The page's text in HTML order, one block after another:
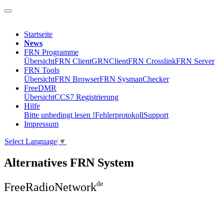
Startseite
News
FRN Programme
ÜbersichtFRN ClientGRNClientFRN CrosslinkFRN Server
FRN Tools
ÜbersichtFRN BrowserFRN SysmanChecker
FreeDMR
ÜbersichtCCS7 Registrierung
Hilfe
Bitte unbedingt lesen !FehlerprotokollSupport
Impressum
Select Language ▼
Alternatives FRN System
FreeRadioNetworkde